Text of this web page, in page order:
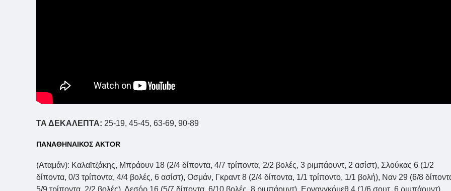
ΤΑ ΔΕΚΑΛΕΠΤΑ: 25-19, 45-45, 63-69, 90-89
ΠΑΝΑΘΗΝΑΙΚΟΣ AKTOR
(Αταμάν): Καλαϊτζάκης, Μπράουν 18 (2/4 δίποντα, 4/7 τρίποντα, 2/2 βολές, 3 ριμπάουντ, 2 ασίστ), Σλούκας 6 (1/2
δίποντα, 0/3 τρίποντα, 4/4 βολές, 6 ασίστ), Οσμάν, Γκραντ 8 (2/4 δίποντα, 1/1 τρίποντο, 1/1 βολή), Ναν 29 (6/8